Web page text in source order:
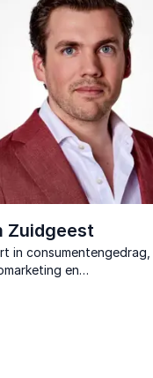
Zuidgeest
in consumentengedrag,
en